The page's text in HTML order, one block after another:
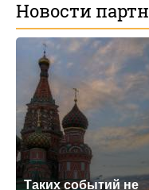
Новости
Таких событий не